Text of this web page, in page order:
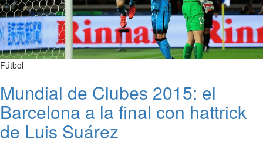
Fútbol
Mundial de Clubes 2015: el
Barcelona a la final con hattrick
de Luis Suárez